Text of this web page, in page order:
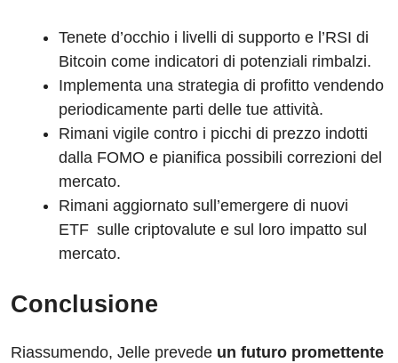
Tenete d’occhio i livelli di supporto e l’RSI di
Bitcoin come indicatori di potenziali rimbalzi.
Implementa una strategia di profitto vendendo
periodicamente parti delle tue attività.
Rimani vigile contro i picchi di prezzo indotti
dalla FOMO e pianifica possibili correzioni del
mercato.
Rimani aggiornato sull’emergere di nuovi
ETF sulle criptovalute e sul loro impatto sul
mercato.
Conclusione
Riassumendo, Jelle prevede un futuro promettente